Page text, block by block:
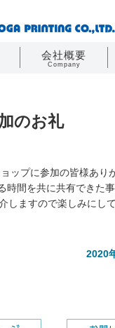
会社概要
Company
のお礼
ップに参加の皆様あり
時間を共に共有できた
しますので楽しみにし
2020